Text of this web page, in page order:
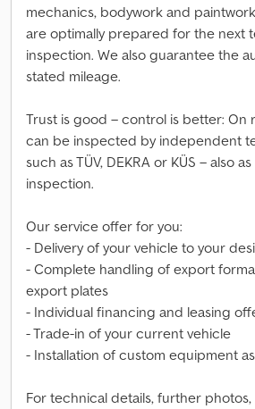
mechanics, bodywork and
are optimally prepared for the next
inspection. We also guarantee the
stated mileage.
Trust is good – control is better: On
can be inspected by independent
such as TÜV, DEKRA or KÜS – also
inspection.
Our service offer for you:
- Delivery of your vehicle to your
- Complete handling of export
export plates
- Individual financing and leasing
- Trade-in of your current vehicle
- Installation of custom equipment
For technical details, further